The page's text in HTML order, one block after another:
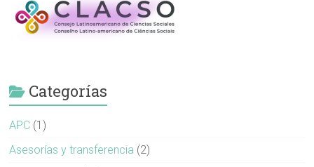
Categorías
APC (1)
Asesorías y transferencia (2)